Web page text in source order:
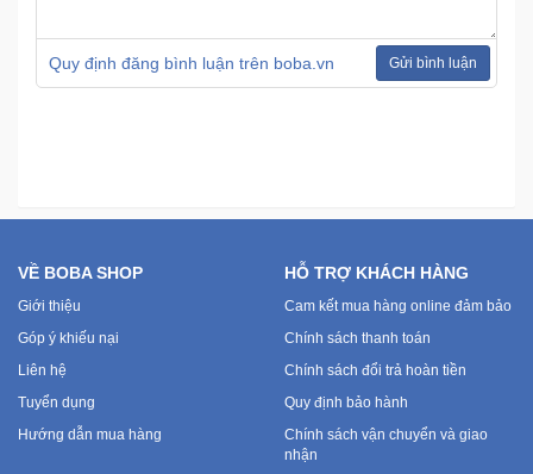
Quy định đăng bình luận trên boba.vn Gửi bình luận
VỀ BOBA SHOP
Giới thiệu
Góp ý khiếu nại
Liên hệ
Tuyển dụng
Hướng dẫn mua hàng
HỖ TRỢ KHÁCH HÀNG
Cam kết mua hàng online đảm bảo
Chính sách thanh toán
Chính sách đổi trả hoàn tiền
Quy định bảo hành
Chính sách vận chuyển và giao
nhận